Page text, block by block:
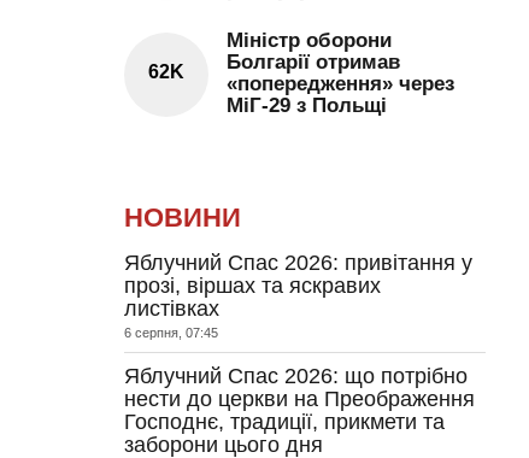
62K
Міністр оборони
Болгарії отримав
«попередження» через
МіГ-29 з Польщі
НОВИНИ
Яблучний Спас 2026: привітання у
прозі, віршах та яскравих
листівках
6 серпня, 07:45
Яблучний Спас 2026: що потрібно
нести до церкви на Преображення
Господнє, традиції, прикмети та
заборони цього дня